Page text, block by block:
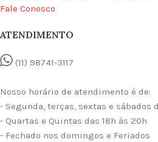
Fale Conosco
ATENDIMENTO
(11) 98741-3117
Nosso horário de atendimento é de:
- Segunda, terças, sextas e sábados
- Quartas e Quintas das 18h às 20h
- Fechado nos domingos e Feriados